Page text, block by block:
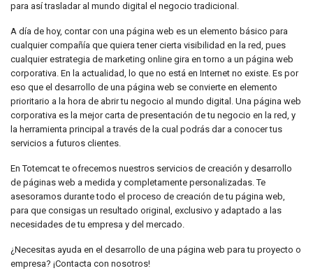
para así trasladar al mundo digital el negocio tradicional.
A día de hoy, contar con una página web es un elemento básico para
cualquier compañía que quiera tener cierta visibilidad en la red, pues
cualquier estrategia de marketing online gira en torno a un página web
corporativa. En la actualidad, lo que no está en Internet no existe. Es por
eso que el desarrollo de una página web se convierte en elemento
prioritario a la hora de abrir tu negocio al mundo digital. Una página web
corporativa es la mejor carta de presentación de tu negocio en la red, y
la herramienta principal a través de la cual podrás dar a conocer tus
servicios a futuros clientes.
En Totemcat te ofrecemos nuestros servicios de creación y desarrollo
de páginas web a medida y completamente personalizadas. Te
asesoramos durante todo el proceso de creación de tu página web,
para que consigas un resultado original, exclusivo y adaptado a las
necesidades de tu empresa y del mercado.
¿Necesitas ayuda en el desarrollo de una página web para tu proyecto o
empresa? ¡Contacta con nosotros!